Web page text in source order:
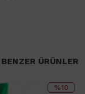
BENZER ÜRÜNLER
%10